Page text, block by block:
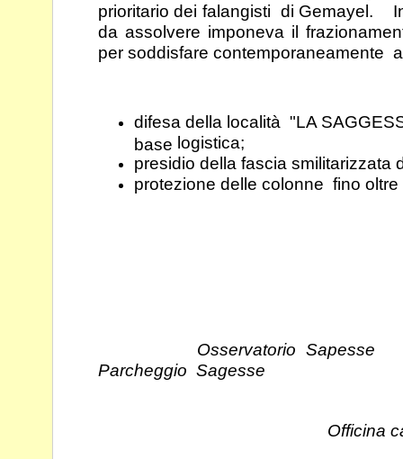
prioritario dei falangisti di Gemayel.
da assolvere imponeva il
per soddisfare contemporaneamente
difesa della località "LA
base logistica;
presidio della fascia smilitarizzata
protezione delle colonne fino
Parcheggio Sagesse
Officina